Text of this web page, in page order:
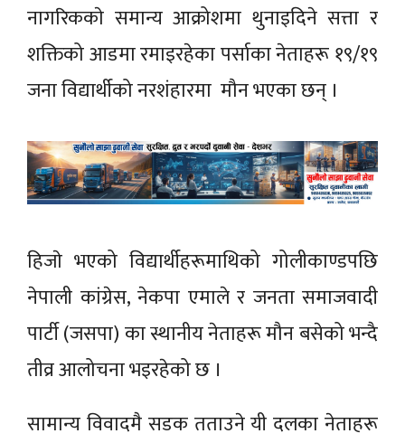
नागरिककाे समान्य आक्रोशमा थुनाइदिने सत्ता र
शक्तिको आडमा रमाइरहेका पर्साका नेताहरू १९/१९
जना विद्यार्थीको नरशंहारमा मौन भएका छन् ।
हिजाे भएको विद्यार्थीहरूमाथिको गोलीकाण्डपछि
नेपाली कांग्रेस, नेकपा एमाले र जनता समाजवादी
पार्टी (जसपा) का स्थानीय नेताहरू मौन बसेको भन्दै
तीव्र आलोचना भइरहेको छ ।
सामान्य विवादमै सडक तताउने यी दलका नेताहरू